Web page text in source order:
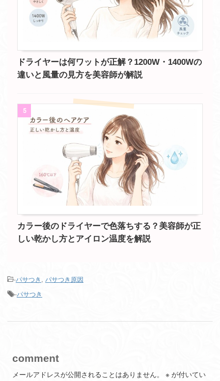
ドライヤーは何ワットが正解？1200W・1400Wの
違いと風量の見方を美容師が解説
5
カラー後のドライヤーで色落ちする？美容師が正
しい乾かし方とアイロン温度を解説
-パサつき , パサつき原因
-パサつき
comment
メールアドレスが公開されることはありません。 ※ が付いてい